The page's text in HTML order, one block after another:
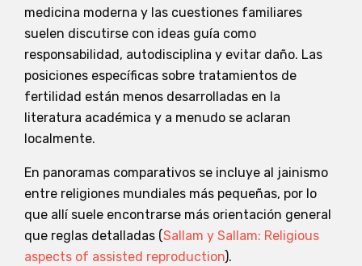
medicina moderna y las cuestiones familiares
suelen discutirse con ideas guía como
responsabilidad, autodisciplina y evitar daño. Las
posiciones específicas sobre tratamientos de
fertilidad están menos desarrolladas en la
literatura académica y a menudo se aclaran
localmente.
En panoramas comparativos se incluye al jainismo
entre religiones mundiales más pequeñas, por lo
que allí suele encontrarse más orientación general
que reglas detalladas (Sallam y Sallam: Religious
aspects of assisted reproduction).